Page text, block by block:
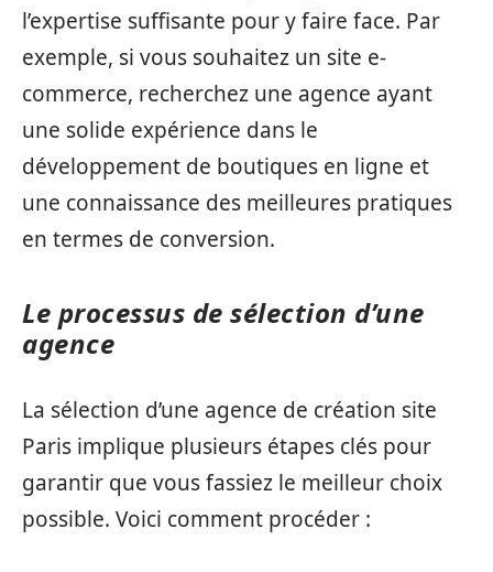
l’expertise suffisante pour y faire face. Par
exemple, si vous souhaitez un site e-
commerce, recherchez une agence ayant
une solide expérience dans le
développement de boutiques en ligne et
une connaissance des meilleures pratiques
en termes de conversion.
Le processus de sélection d’une
agence
La sélection d’une agence de création site
Paris implique plusieurs étapes clés pour
garantir que vous fassiez le meilleur choix
possible. Voici comment procéder :